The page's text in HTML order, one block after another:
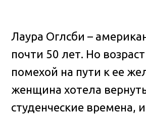
Лаура Оглсби –
почти 50 лет. Но
помехой на пути к ее
женщина хотела
студенческие времена,